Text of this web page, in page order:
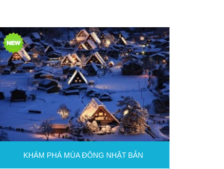
KHÁM PHÁ MÙA ĐÔNG NHẬT BẢN